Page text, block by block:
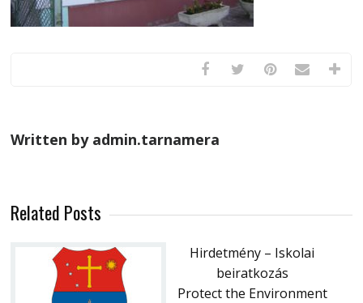
Written by admin.tarnamera
Related Posts
Hirdetmény – Iskolai
beiratkozás
Protect the Environment